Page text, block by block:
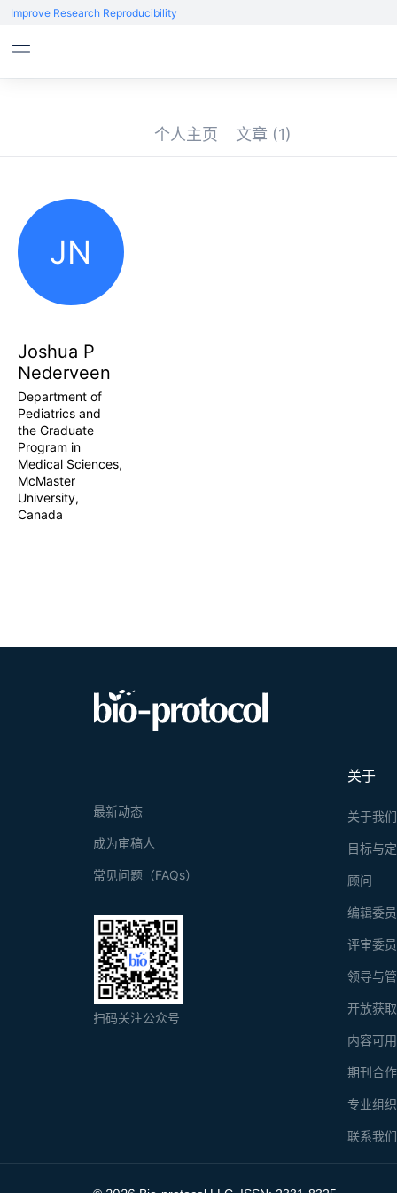
Improve Research Reproducibility
个人主页 文章 (1)
JN
Joshua P
Nederveen
Department of
Pediatrics and
the Graduate
Program in
Medical Sciences,
McMaster
University,
Canada
关于
关于我们
目标与
顾问
编辑委
评审委
领导与
开放获
内容可
期刊合
专业组
联系我们
最新动态
成为审稿人
常见问题（FAQs）
扫码关注公众号